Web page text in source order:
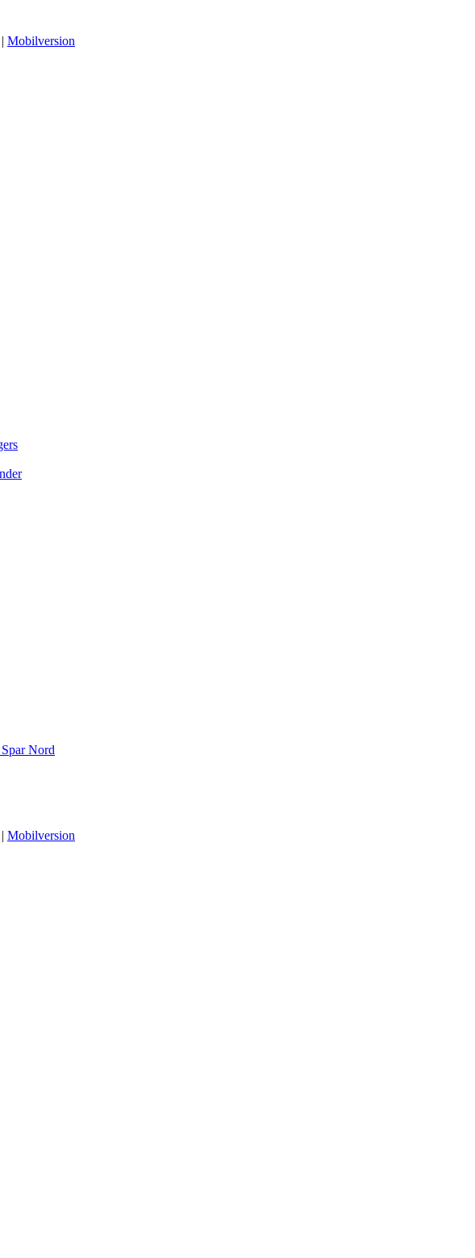
| Mobilversion
Nord
| Mobilversion